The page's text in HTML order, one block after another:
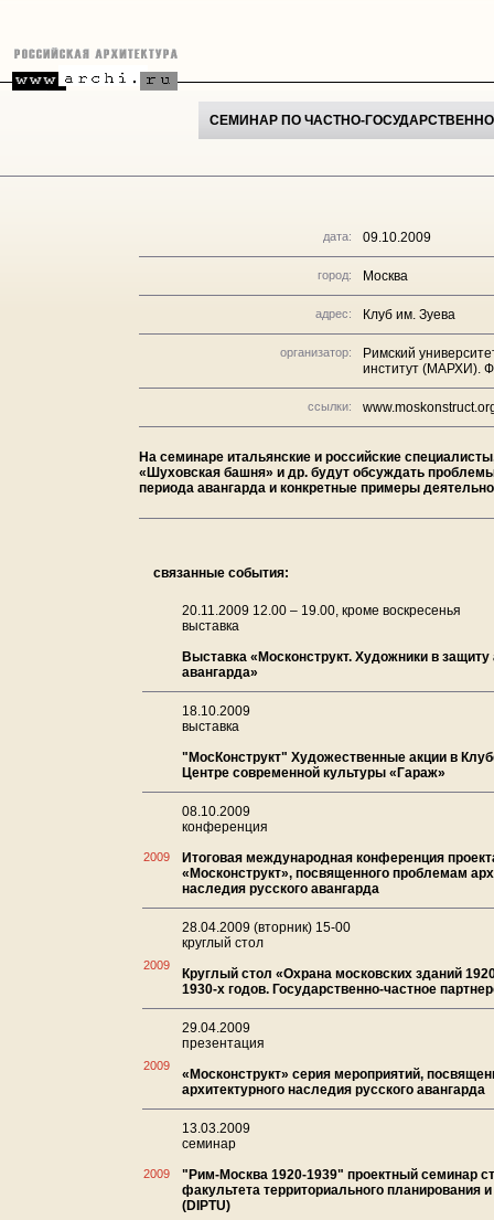
CЕМИНАР ПО ЧАСТНО-
дата: 09.10.2009
город: Москва
адрес: Клуб им. Зуева
организатор:
Римский
институт (МАРХИ).
ссылки:
На семинаре итальянские и российские
«Шуховская башня» и др. будут обсуждать
периода авангарда и конкретные примеры
связанные события:
20.11.2009 12.00 – 19.00, кроме воскресенья
выставка
Выставка «Москонструкт. Художники в защиту
авангарда»
18.10.2009
выставка
"МосКонструкт" Художественные акции в
Центре современной культуры «Гараж»
2009
08.10.2009
конференция
Итоговая международная конференция
«Москонструкт», посвященного проблемам
наследия русского авангарда
2009
28.04.2009 (вторник) 15-00
круглый стол
Круглый стол «Охрана московских зданий
1930-х годов. Государственно-частное
2009
29.04.2009
презентация
«Москонструкт» серия мероприятий,
архитектурного наследия русского авангарда
2009
13.03.2009
семинар
"Рим-Москва 1920-1939" проектный семинар
факультета территориального планирования
(DIPTU)